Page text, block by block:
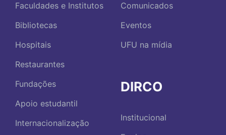
Faculdades e Institutos
Bibliotecas
Hospitais
Restaurantes
Fundações
Apoio estudantil
Internacionalização
Comunicados
Eventos
UFU na mídia
DIRCO
Institucional